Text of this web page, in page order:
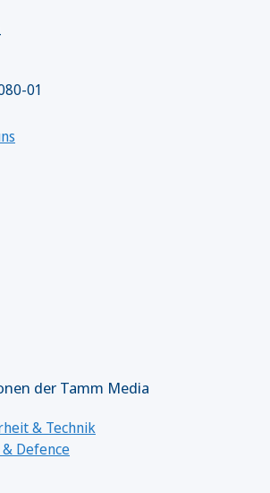
01
der Tamm Media
& Technik
Defence